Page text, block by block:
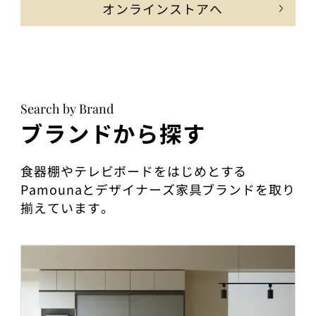
オンラインストアへ
Search by Brand
ブランドから探す
食器棚やテレビボードをはじめとする
Pamounaとデザイナーズ家具ブランドを取り
揃えています。